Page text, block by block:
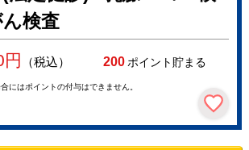
検査
円 （税込） 200ポイント貯まる
にはポイントの付与はできません。